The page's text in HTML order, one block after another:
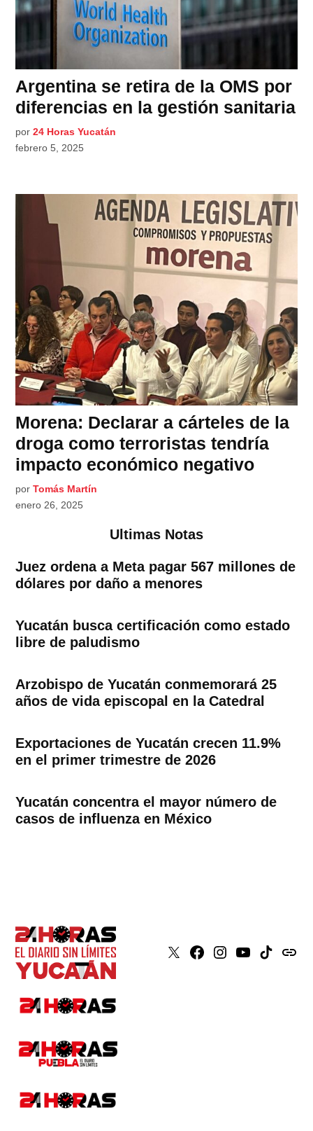
Argentina se retira de la OMS por
diferencias en la gestión sanitaria
por 24 Horas Yucatán
febrero 5, 2025
Morena: Declarar a cárteles de la
droga como terroristas tendría
impacto económico negativo
por Tomás Martín
enero 26, 2025
Ultimas Notas
Juez ordena a Meta pagar 567 millones de
dólares por daño a menores
Yucatán busca certificación como estado
libre de paludismo
Arzobispo de Yucatán conmemorará 25
años de vida episcopal en la Catedral
Exportaciones de Yucatán crecen 11.9%
en el primer trimestre de 2026
Yucatán concentra el mayor número de
casos de influenza en México
X Faceboook
Instagram
YoutubeTiktokissuu